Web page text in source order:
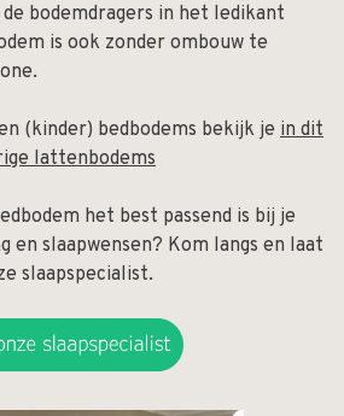
bodemdragers in het ledikant
is ook zonder ombouw te
(kinder) bedbodems bekijk je in dit
lattenbodems
het best passend is bij je
en slaapwensen? Kom langs en laat
slaapspecialist.